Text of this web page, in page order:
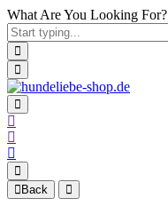
What Are You Looking For?
Back